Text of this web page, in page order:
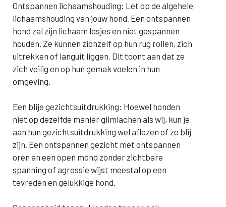
Ontspannen lichaamshouding: Let op de algehele
lichaamshouding van jouw hond. Een ontspannen
hond zal zijn lichaam losjes en niet gespannen
houden. Ze kunnen zichzelf op hun rug rollen, zich
uitrekken of languit liggen. Dit toont aan dat ze
zich veilig en op hun gemak voelen in hun
omgeving.
Een blije gezichtsuitdrukking: Hoewel honden
niet op dezelfde manier glimlachen als wij, kun je
aan hun gezichtsuitdrukking wel aflezen of ze blij
zijn. Een ontspannen gezicht met ontspannen
oren en een open mond zonder zichtbare
spanning of agressie wijst meestal op een
tevreden en gelukkige hond.